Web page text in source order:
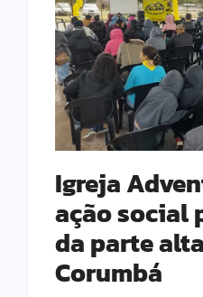
Igreja
ação social
da parte
Corumbá